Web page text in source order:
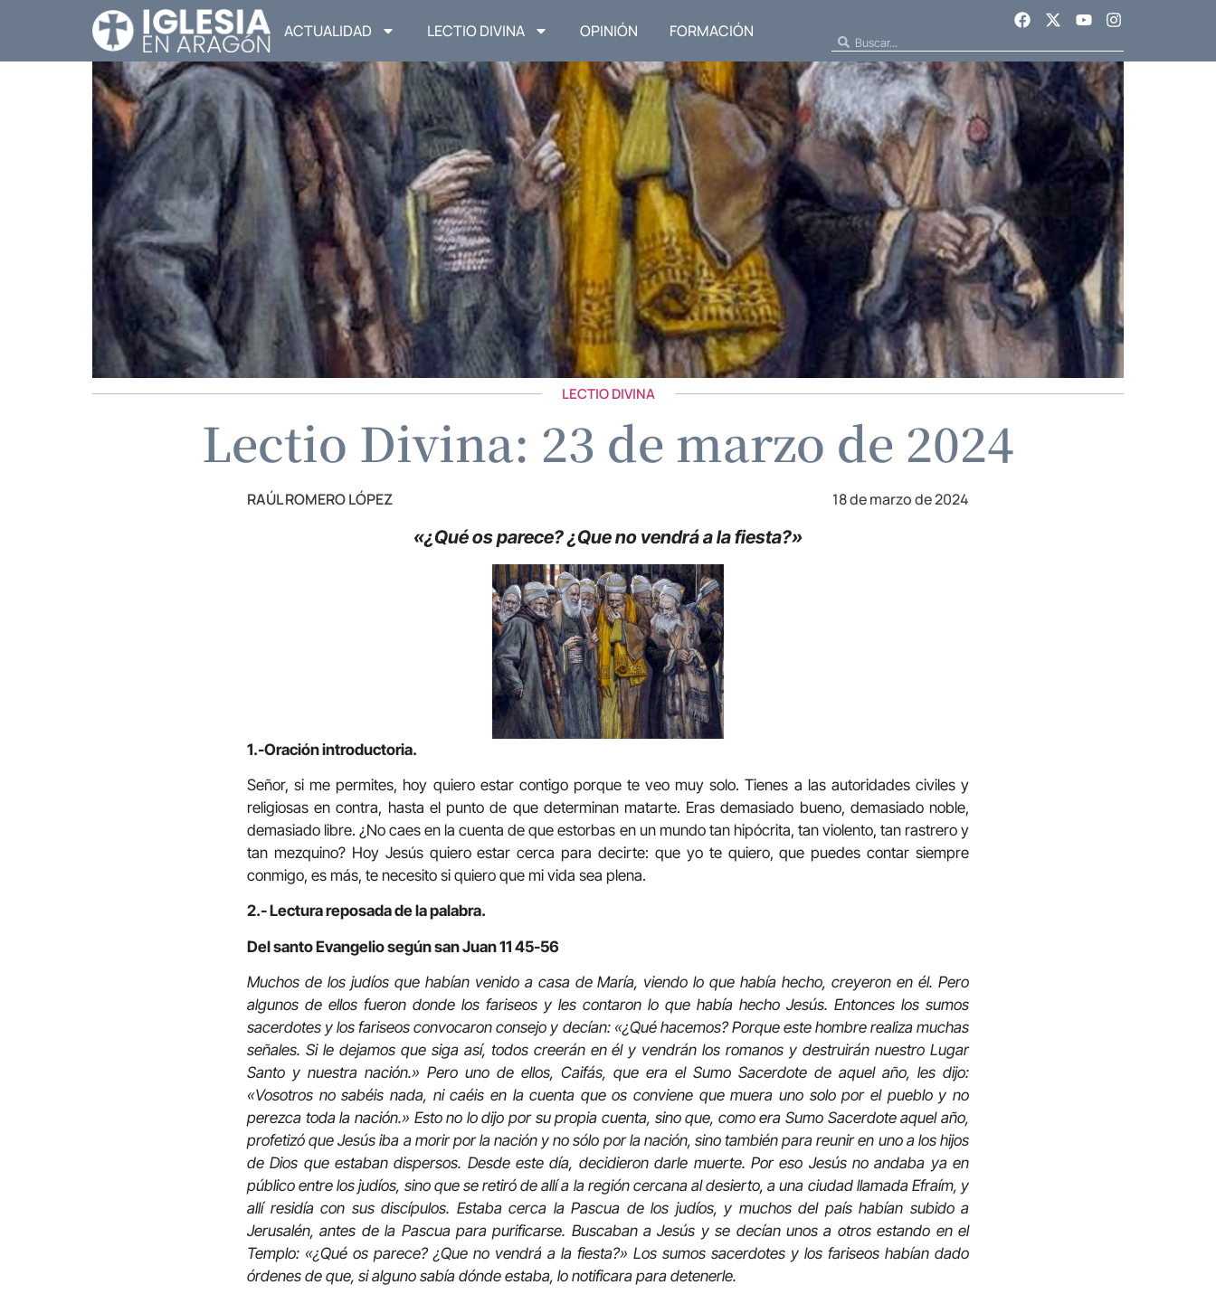
ACTUALIDAD LECTIO DIVINA OPINIÓN FORMACIÓN
LECTIO DIVINA
Lectio Divina: 23 de marzo de 2024
RAÚL ROMERO LÓPEZ 18 de marzo de 2024
«¿Qué os parece? ¿Que no vendrá a la fiesta?»
1.-Oración introductoria.
Señor, si me permites, hoy quiero estar contigo porque te veo muy solo. Tienes a las autoridades civiles y
religiosas en contra, hasta el punto de que determinan matarte. Eras demasiado bueno, demasiado noble,
demasiado libre. ¿No caes en la cuenta de que estorbas en un mundo tan hipócrita, tan violento, tan rastrero y
tan mezquino? Hoy Jesús quiero estar cerca para decirte: que yo te quiero, que puedes contar siempre
conmigo, es más, te necesito si quiero que mi vida sea plena.
2.- Lectura reposada de la palabra.
Del santo Evangelio según san Juan 11 45-56
Muchos de los judíos que habían venido a casa de María, viendo lo que había hecho, creyeron en él. Pero
algunos de ellos fueron donde los fariseos y les contaron lo que había hecho Jesús. Entonces los sumos
sacerdotes y los fariseos convocaron consejo y decían: «¿Qué hacemos? Porque este hombre realiza muchas
señales. Si le dejamos que siga así, todos creerán en él y vendrán los romanos y destruirán nuestro Lugar
Santo y nuestra nación.» Pero uno de ellos, Caifás, que era el Sumo Sacerdote de aquel año, les dijo:
«Vosotros no sabéis nada, ni caéis en la cuenta que os conviene que muera uno solo por el pueblo y no
perezca toda la nación.» Esto no lo dijo por su propia cuenta, sino que, como era Sumo Sacerdote aquel año,
profetizó que Jesús iba a morir por la nación y no sólo por la nación, sino también para reunir en uno a los hijos
de Dios que estaban dispersos. Desde este día, decidieron darle muerte. Por eso Jesús no andaba ya en
público entre los judíos, sino que se retiró de allí a la región cercana al desierto, a una ciudad llamada Efraím, y
allí residía con sus discípulos. Estaba cerca la Pascua de los judíos, y muchos del país habían subido a
Jerusalén, antes de la Pascua para purificarse. Buscaban a Jesús y se decían unos a otros estando en el
Templo: «¿Qué os parece? ¿Que no vendrá a la fiesta?» Los sumos sacerdotes y los fariseos habían dado
órdenes de que, si alguno sabía dónde estaba, lo notificara para detenerle.